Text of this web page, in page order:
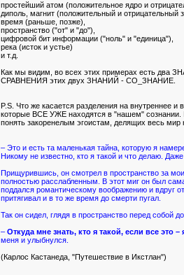
простейший атом (положительное ядро и
диполь, магнит (положительный и отрицательный
время (раньше, позже),
пространство ("от" и "до"),
цифровой бит информации ("ноль" и "единица"),
река (исток и устье)
и т.д.
Как мы видим, во всех этих примерах есть два
СРАВНЕНИЯ этих двух ЗНАНИЙ - СО_ЗНАНИЕ.
P.S. Что же касается разделения на внутреннее
которые ВСЕ УЖЕ находятся в "нашем" сознании.
понять закоренелым эгоистам, делящих весь
– Это и есть та маленькая тайна, которую я
Никому не известно, кто я такой и что делаю.
Прищурившись, он смотрел в пространство за
полностью расслабленным. В этот миг он был
поддался романтическому воображению и вдруг
притягивал и в то же время до смерти пугал.
Так он сидел, глядя в пространство перед собой
– Откуда мне знать, кто я такой, если все это –
меня и улыбнулся.
(Карлос Кастанеда, "Путешествие в Икстлан")